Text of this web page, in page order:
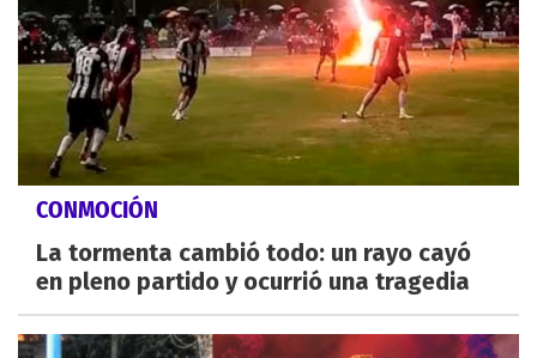
CONMOCIÓN
La tormenta cambió todo: un rayo cayó
en pleno partido y ocurrió una tragedia